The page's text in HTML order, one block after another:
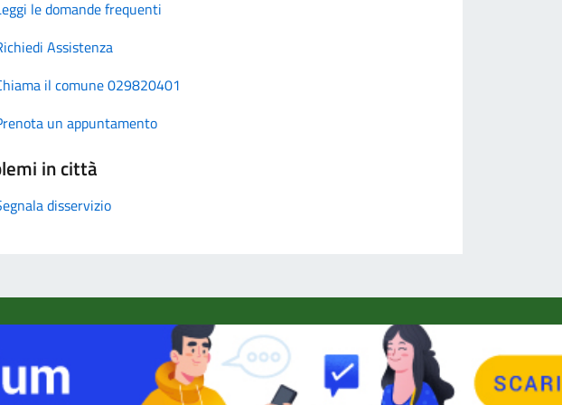
le domande frequenti
Assistenza
il comune 029820401
un appuntamento
in città
disservizio